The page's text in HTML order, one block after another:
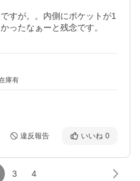
すが。。内側にポケットが1
ったなぁーと残念です。
庫有
違反報告 いいね 0
3 4